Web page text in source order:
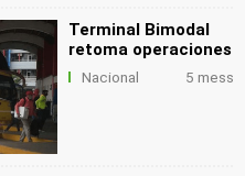
Terminal Bimodal
retoma operaciones
Nacional 5 mess